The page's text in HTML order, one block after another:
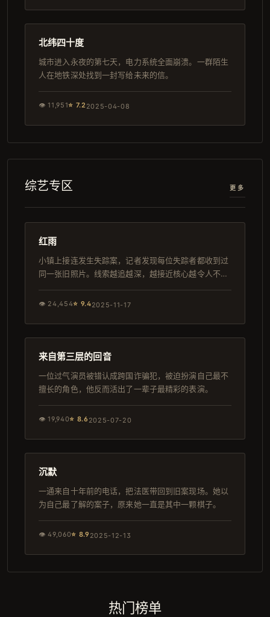
韩剧
157分钟
北纬四十度
城市进入永夜的第七天，电力系统全面崩溃。一群陌生
人在地铁深处找到一封写给未来的信。
👁11,951⭐ 7.22025-04-08
综艺专区 更多
韩剧
165分钟
红雨
小镇上接连发生失踪案，记者发现每位失踪者都收到过
同一张旧照片。线索越追越深，越接近核心越令人不寒
👁 24,454⭐ 9.42025-11-17
导演剪辑版
121分钟
来自第三层的回音
一位过气演员被错认成跨国诈骗犯，被迫扮演自己最不
擅长的角色，他反而活出了一辈子最精彩的表演。
👁19,940⭐ 8.6 2025-07-20
高分
108分钟
沉默
一通来自十年前的电话，把法医带回到旧案现场。她以
为自己最了解的案子，原来她一直是其中一颗棋子。
👁49,060⭐ 8.9 2025-12-13
热门榜单